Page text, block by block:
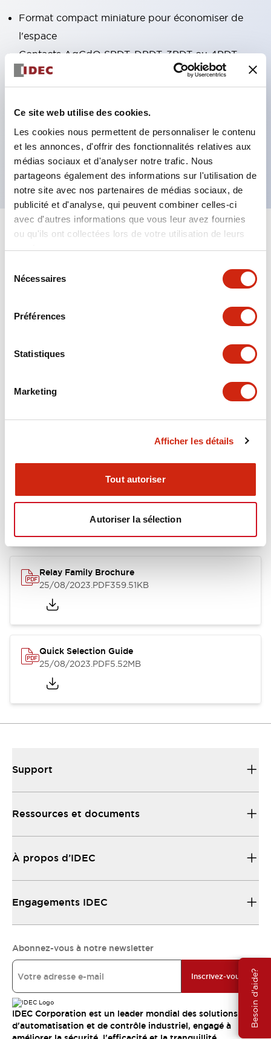
Ce site web utilise des cookies.
Les cookies nous permettent de personnaliser le contenu
et les annonces, d'offrir des fonctionnalités relatives aux
médias sociaux et d'analyser notre trafic. Nous
partageons également des informations sur l'utilisation de
notre site avec nos partenaires de médias sociaux, de
publicité et d'analyse, qui peuvent combiner celles-ci
avec d'autres informations que vous leur avez fournies
ou qu'ils ont collectées lors de votre utilisation de leurs
services.
Nécessaires
Préférences
Statistiques
Marketing
Afficher les détails
Tout autoriser
Autoriser la sélection
Besoin d'aide?
Format compact miniature pour économiser de
l'espace
Contacts AgCdO SPDT, DPDT, 3PDT ou 4PDT
Haute capacité de commutation (10A)
Choix de bornes enfichables ou de type PCB
Options comprenant un voyant lumineux et un
bouton de vérification
Options de montage incluant montage supérieur,
socle DIN ou socle de montage sur panneau
Spécifications Tout développer
Documents et fichiers
Approbations Et Normes
RH Series Power Relays
12/05/2026.PDF450.14KB
Relay Family Brochure
25/08/2023.PDF359.51KB
Quick Selection Guide
25/08/2023.PDF5.52MB
Support
Ressources et documents
À propos d’IDEC
Engagements IDEC
Abonnez-vous à notre newsletter
Inscrivez-vous
IDEC Corporation est un leader mondial des solutions
d'automatisation et de contrôle industriel, engagé à